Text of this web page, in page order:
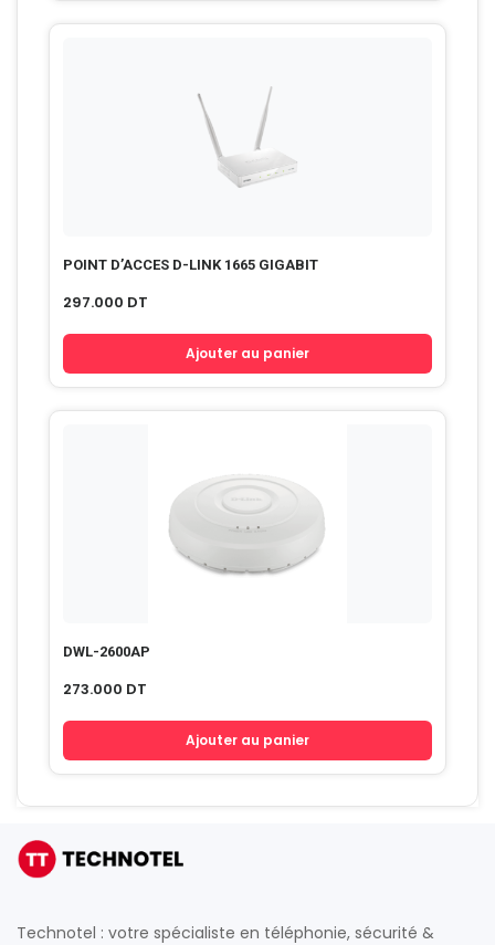
POINT D’ACCES D-LINK 1665 GIGABIT
297.000 DT
Ajouter au panier
DWL-2600AP
273.000 DT
Ajouter au panier
Technotel : votre spécialiste en téléphonie, sécurité &